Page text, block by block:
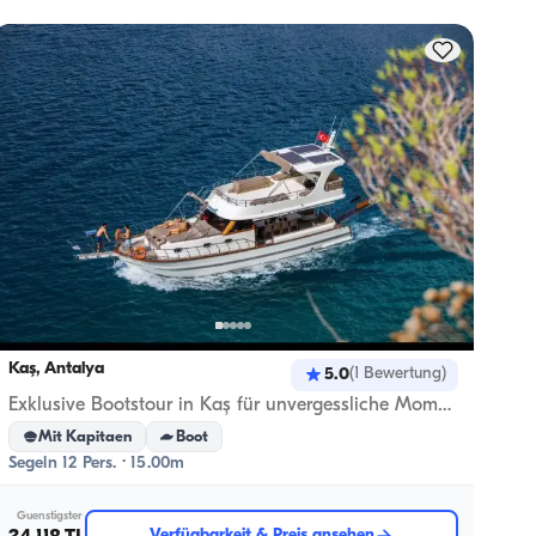
Kaş, Antalya 5.0( Bewertung)
Exklusive Bootstour in Kaş für unvergessliche Momente
Mit Kapitaen Boot
Segeln 12 Pers. · 15.00m
Guenstigster